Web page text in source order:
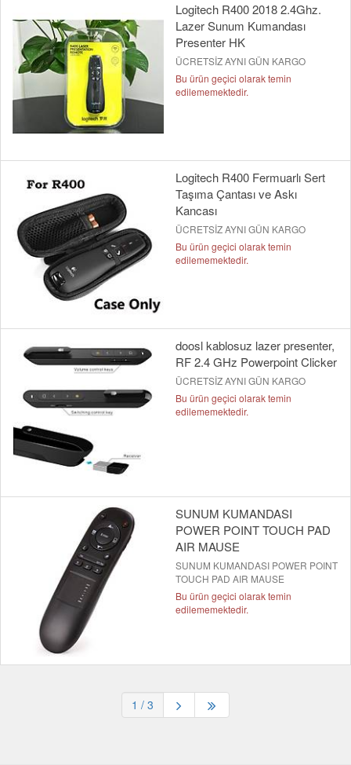
Logitech R400 2018 2.4Ghz.
Lazer Sunum Kumandası
Presenter HK
ÜCRETSİZ AYNI GÜN KARGO
Bu ürün geçici olarak temin
edilememektedir.
Logitech R400 Fermuarlı Sert
Taşıma Çantası ve Askı
Kancası
ÜCRETSİZ AYNI GÜN KARGO
Bu ürün geçici olarak temin
edilememektedir.
doosl kablosuz lazer presenter,
RF 2.4 GHz Powerpoint Clicker
ÜCRETSİZ AYNI GÜN KARGO
Bu ürün geçici olarak temin
edilememektedir.
SUNUM KUMANDASI
POWER POINT TOUCH PAD
AIR MAUSE
SUNUM KUMANDASI POWER POINT
TOUCH PAD AIR MAUSE
Bu ürün geçici olarak temin
edilememektedir.
1 / 3